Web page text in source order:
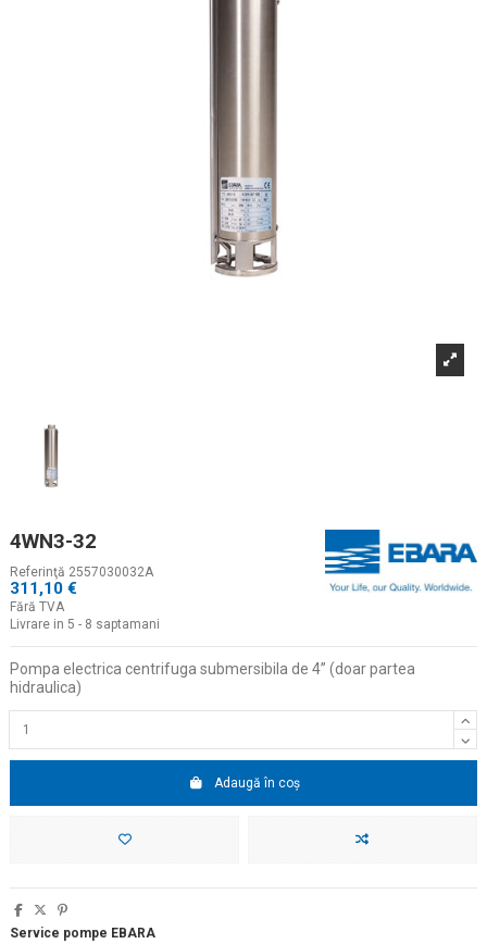
4WN3-32
Referinţă 2557030032A
311,10 €
Fără TVA
Livrare in 5 - 8 saptamani
Pompa electrica centrifuga submersibila de 4” (doar partea
hidraulica)
Adaugă în coș
Service pompe EBARA